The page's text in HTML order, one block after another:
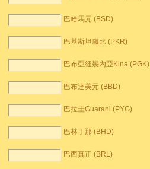
巴哈馬元 (BSD)
巴基斯坦盧比 (PKR)
巴布亞紐幾內亞Kina (PGK)
巴布達美元 (BBD)
巴拉圭Guarani (PYG)
巴林丁那 (BHD)
巴西真正 (BRL)